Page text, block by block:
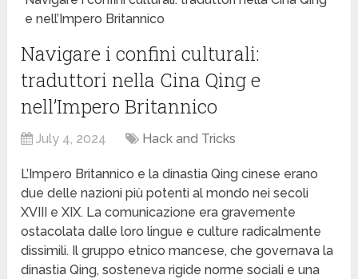
e nell’Impero Britannico
Navigare i confini culturali:
traduttori nella Cina Qing e
nell’Impero Britannico
July 4, 2024 Hack and Tricks
L’Impero Britannico e la dinastia Qing cinese erano
due delle nazioni più potenti al mondo nei secoli
XVIII e XIX. La comunicazione era gravemente
ostacolata dalle loro lingue e culture radicalmente
dissimili. Il gruppo etnico mancese, che governava la
dinastia Qing, sosteneva rigide norme sociali e una